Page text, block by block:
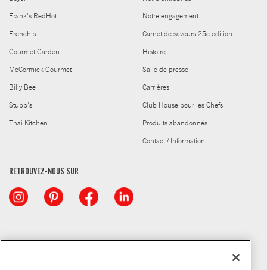
Frank's RedHot
French's
Gourmet Garden
McCormick Gourmet
Billy Bee
Stubb's
Thai Kitchen
Notre engagement
Carnet de saveurs 25e edition
Histoire
Salle de presse
Carrières
Club House pour les Chefs
Produits abandonnés
Contact / Information
RETROUVEZ-NOUS SUR